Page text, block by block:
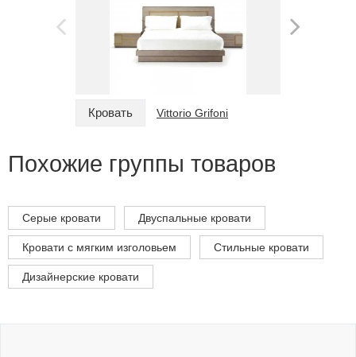
Кровать Vittorio Grifoni
Похожие группы товаров
Серые кровати Двуспальные кровати
Кровати с мягким изголовьем Стильные кровати
Дизайнерские кровати